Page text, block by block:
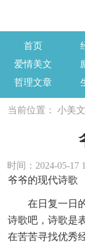
首页
爱情美文
哲理文章
当前位置： 小美
时间：2024-05-17
爷爷的现代诗歌
在日复一日的
诗歌吧，诗歌是
在苦苦寻找优秀